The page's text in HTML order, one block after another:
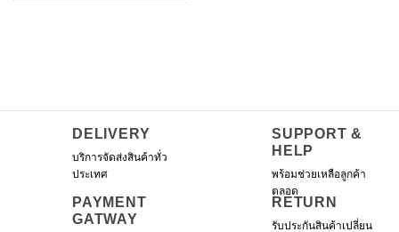
DELIVERY
บริการจัดส่งสินค้าทั่ว
ประเทศ
SUPPORT &
HELP
พร้อมช่วยเหลือลูกค้า
ตลอด
PAYMENT
GATWAY
RETURN
รับประกันสินค้าเปลี่ยน